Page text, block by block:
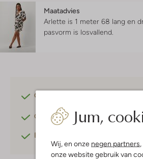
Jum,
Wij, en onze negen partners
onze website gebruik van
Maatadvies
Arlette is 1 meter 68 lang en
pasvorm is losvallend
Gratis verzending
Gratis retournerenbinnen 30
Betaal achteraf